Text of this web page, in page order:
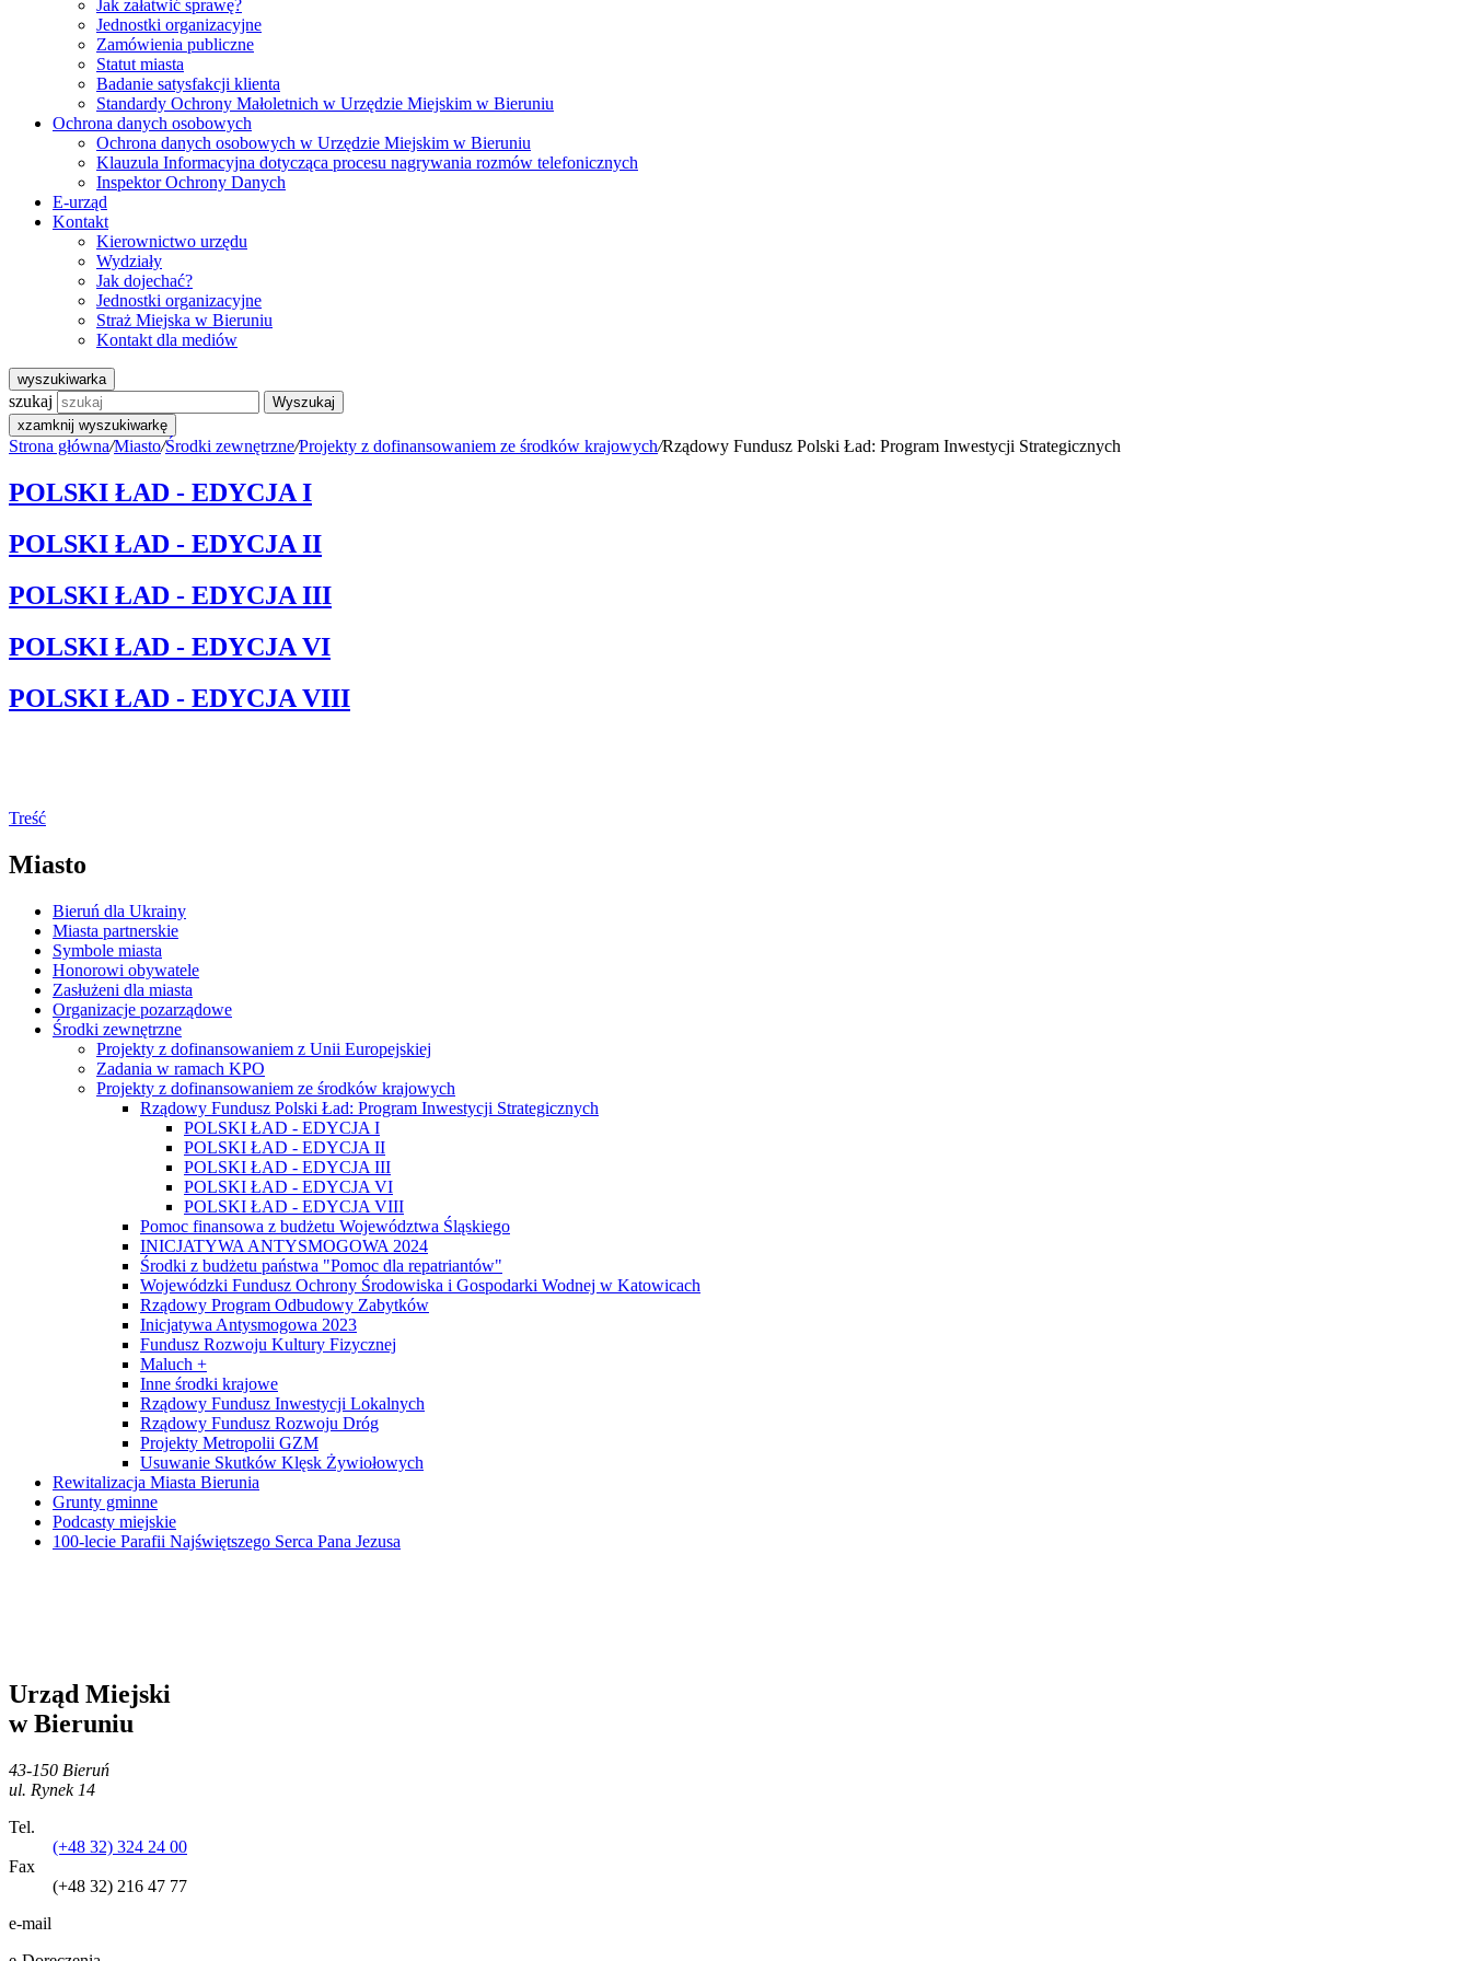
Jak załatwić sprawę?
Jednostki organizacyjne
Zamówienia publiczne
Statut miasta
Badanie satysfakcji klienta
Standardy Ochrony Małoletnich w Urzędzie Miejskim w Bieruniu
Ochrona danych osobowych
Ochrona danych osobowych w Urzędzie Miejskim w Bieruniu
Klauzula Informacyjna dotycząca procesu nagrywania rozmów telefonicznych
Inspektor Ochrony Danych
E-urząd
Kontakt
Kierownictwo urzędu
Wydziały
Jak dojechać?
Jednostki organizacyjne
Straż Miejska w Bieruniu
Kontakt dla mediów
wyszukiwarka
szukaj
Wyszukaj
xzamknij wyszukiwarkę
Strona główna/Miasto/Środki zewnętrzne/Projekty z dofinansowaniem ze środków krajowych/Rządowy Fundusz Polski Ład: Program Inwestycji Strategicznych
POLSKI ŁAD - EDYCJA I
POLSKI ŁAD - EDYCJA II
POLSKI ŁAD - EDYCJA III
POLSKI ŁAD - EDYCJA VI
POLSKI ŁAD - EDYCJA VIII
Treść
Miasto
Bieruń dla Ukrainy
Miasta partnerskie
Symbole miasta
Honorowi obywatele
Zasłużeni dla miasta
Organizacje pozarządowe
Środki zewnętrzne
Projekty z dofinansowaniem z Unii Europejskiej
Zadania w ramach KPO
Projekty z dofinansowaniem ze środków krajowych
Rządowy Fundusz Polski Ład: Program Inwestycji Strategicznych
POLSKI ŁAD - EDYCJA I
POLSKI ŁAD - EDYCJA II
POLSKI ŁAD - EDYCJA III
POLSKI ŁAD - EDYCJA VI
POLSKI ŁAD - EDYCJA VIII
Pomoc finansowa z budżetu Województwa Śląskiego
INICJATYWA ANTYSMOGOWA 2024
Środki z budżetu państwa "Pomoc dla repatriantów"
Wojewódzki Fundusz Ochrony Środowiska i Gospodarki Wodnej w Katowicach
Rządowy Program Odbudowy Zabytków
Inicjatywa Antysmogowa 2023
Fundusz Rozwoju Kultury Fizycznej
Maluch +
Inne środki krajowe
Rządowy Fundusz Inwestycji Lokalnych
Rządowy Fundusz Rozwoju Dróg
Projekty Metropolii GZM
Usuwanie Skutków Klęsk Żywiołowych
Rewitalizacja Miasta Bierunia
Grunty gminne
Podcasty miejskie
100-lecie Parafii Najświętszego Serca Pana Jezusa
Urząd Miejski
w Bieruniu
43-150 Bieruń
ul. Rynek 14
Tel.
(+48 32) 324 24 00
Fax
(+48 32) 216 47 77
e-mail